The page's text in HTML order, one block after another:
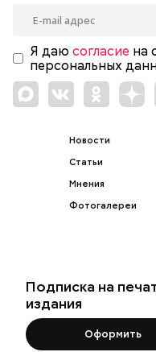
Я даю согласие на
персональных
Новости
Статьи
Мнения
Фотогалереи
Подписка на
издания
Оформить